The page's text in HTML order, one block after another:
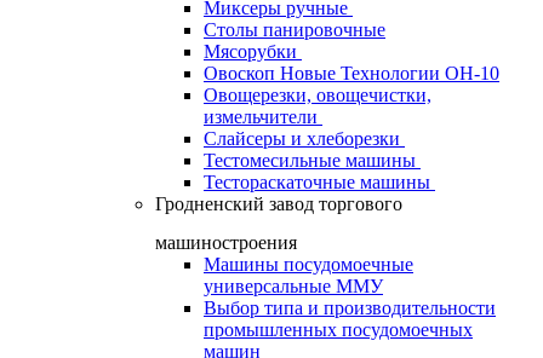
Миксеры ручные
Столы панировочные
Мясорубки
Овоскоп Новые Технологии ОН-10
Овощерезки, овощечистки,
измельчители
Слайсеры и хлеборезки
Тестомесильные машины
Тестораскаточные машины
Гродненский завод торгового
машиностроения
Машины посудомоечные
универсальные ММУ
Выбор типа и производительности
промышленных посудомоечных
машин